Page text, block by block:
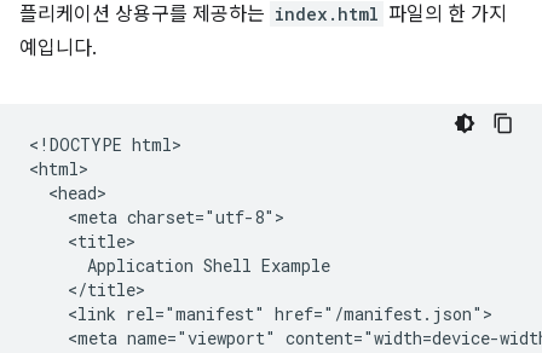
플리케이션 상용구를 제공하는 index.html 파일의 한 가지
예입니다.
​​<!DOCTYPE html>
<html>
  <head>
    <meta charset="utf-8">
    <title>
      Application Shell Example
    </title>
    <link rel="manifest" href="/manifest.json">
<meta name="viewport" content="width=device-